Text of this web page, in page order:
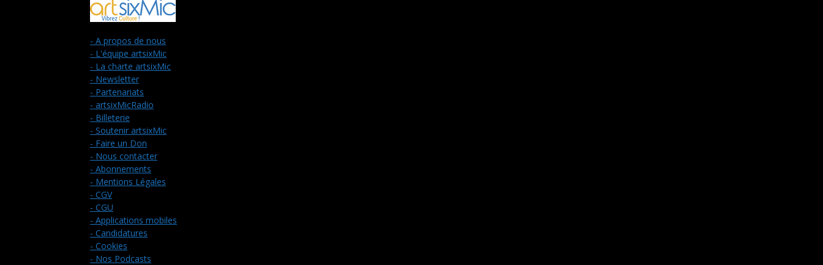
- A propos de nous
- L'équipe artsixMic
- La charte artsixMic
- Newsletter
- Partenariats
- artsixMicRadio
- Billeterie
- Soutenir artsixMic
- Faire un Don
- Nous contacter
- Abonnements
- Mentions Légales
- CGV
- CGU
- Applications mobiles
- Candidatures
- Cookies
- Nos Podcasts